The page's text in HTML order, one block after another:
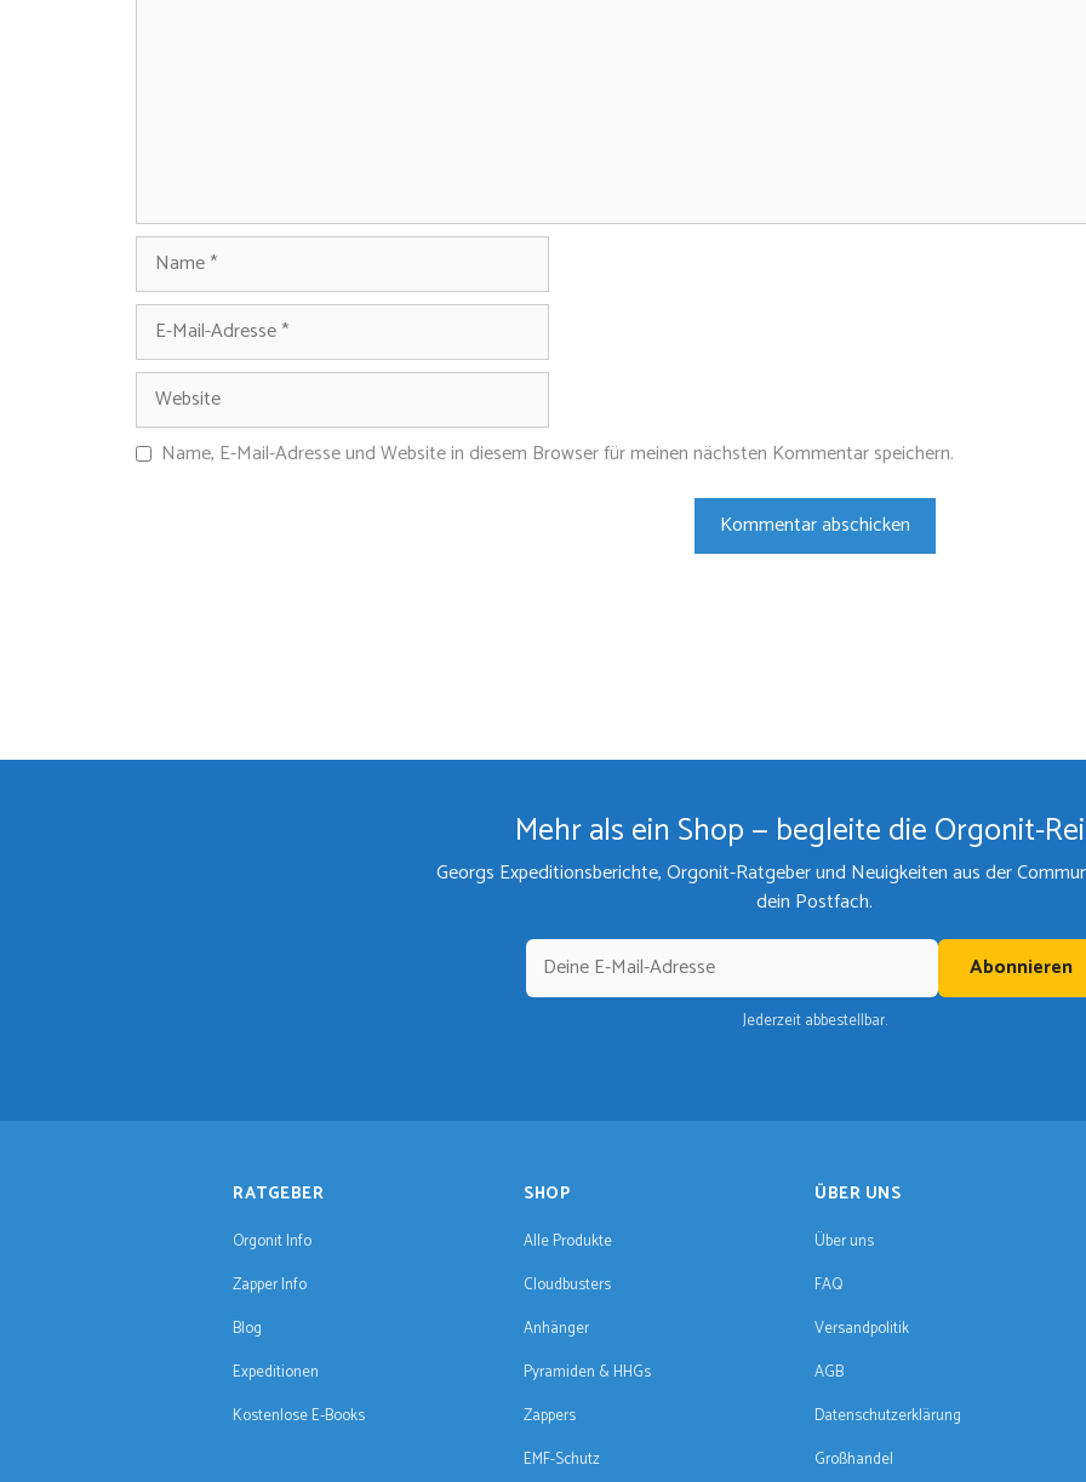
Name, E-Mail-Adresse und Website in diesem Browser für meinen nächsten Kommentar speichern.
Mehr als ein Shop — begleite die Orgonit-
Georgs Expeditionsberichte, Orgonit-Ratgeber und Neuigkeiten aus der
dein Postfach.
Abonnieren
Jederzeit abbestellbar.
RATGEBER
Orgonit Info
Zapper Info
Blog
Expeditionen
Kostenlose E-Books
SHOP
Alle Produkte
Cloudbusters
Anhänger
Pyramiden & HHGs
Zappers
EMF-Schutz
ÜBER UNS
Über uns
FAQ
Versandpolitik
AGB
Datenschutzerklärung
Großhandel